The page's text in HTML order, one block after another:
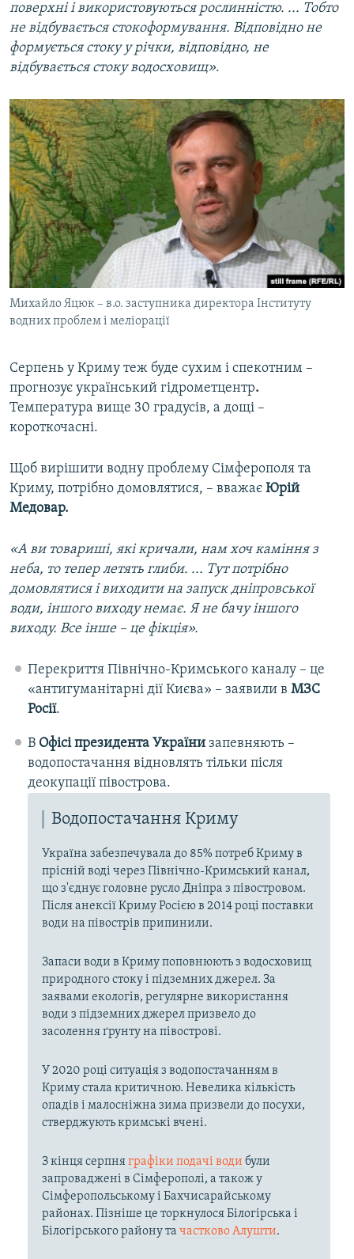
поверхні і використовуються рослинністю. ... Тобто
не відбувається стокоформування. Відповідно не
формується стоку у річки, відповідно, не
відбувається стоку водосховищ».
Михайло Яцюк – в.о. заступника директора Інституту
водних проблем і меліорації
Серпень у Криму теж буде сухим і спекотним –
прогнозує український гідрометцентр.
Температура вище 30 градусів, а дощі –
короткочасні.
Щоб вирішити водну проблему Сімферополя та
Криму, потрібно домовлятися, – вважає Юрій
Медовар.
«А ви товариші, які кричали, нам хоч каміння з
неба, то тепер летять глиби. ... Тут потрібно
домовлятися і виходити на запуск дніпровської
води, іншого виходу немає. Я не бачу іншого
виходу. Все інше – це фікція».
Перекриття Північно-Кримського каналу – це
«антигуманітарні дії Києва» – заявили в МЗС
Росії.
В Офісі президента Українизапевняють –
водопостачання відновлять тільки після
деокупації півострова.
Водопостачання Криму
Україна забезпечувала до 85% потреб Криму в
прісній воді через Північно-Кримський канал,
що з'єднує головне русло Дніпра з півостровом.
Після анексії Криму Росією в 2014 році поставки
води на півострів припинили.
Запаси води в Криму поповнюють з водосховищ
природного стоку і підземних джерел. За
заявами екологів, регулярне використання
води з підземних джерел призвело до
засолення ґрунту на півострові.
У 2020 році ситуація з водопостачанням в
Криму стала критичною. Невелика кількість
опадів і малосніжна зима призвели до посухи,
стверджують кримські вчені.
З кінця серпняграфіки подачі води були
запроваджені в Сімферополі, а також у
Сімферопольському і Бахчисарайському
районах. Пізніше це торкнулося Білогірська і
Білогірського району та частково Алушти.